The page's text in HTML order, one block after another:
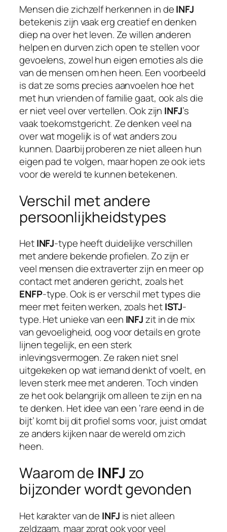
Mensen die zichzelf herkennen in deINFJ
betekenis zijn vaak erg creatief en denken
diep na over het leven. Ze willen anderen
helpen en durven zich open te stellen voor
gevoelens, zowel hun eigen emoties als die
van de mensen om hen heen. Een voorbeeld
is dat ze soms precies aanvoelen hoe het
met hun vrienden of familie gaat, ook als die
er niet veel over vertellen. Ook zijn INFJ’s
vaak toekomstgericht. Ze denken veel na
over wat mogelijk is of wat anders zou
kunnen. Daarbij proberen ze niet alleen hun
eigen pad te volgen, maar hopen ze ook iets
voor de wereld te kunnen betekenen.
Verschil met andere
persoonlijkheidstypes
HetINFJ-type heeft duidelijke verschillen
met andere bekende profielen. Zo zijn er
veel mensen die extraverter zijn en meer op
contact met anderen gericht, zoals het
ENFP-type. Ook is er verschil met types die
meer met feiten werken, zoals hetISTJ-
type. Het unieke van een INFJzit in de mix
van gevoeligheid, oog voor details en grote
lijnen tegelijk, en een sterk
inlevingsvermogen. Ze raken niet snel
uitgekeken op wat iemand denkt of voelt, en
leven sterk mee met anderen. Toch vinden
ze het ook belangrijk om alleen te zijn en na
te denken. Het idee van een ‘rare eend in de
bijt’ komt bij dit profiel soms voor, juist omdat
ze anders kijken naar de wereld om zich
heen.
Waarom de INFJ zo
bijzonder wordt gevonden
Het karakter van de INFJ is niet alleen
zeldzaam, maar zorgt ook voor veel